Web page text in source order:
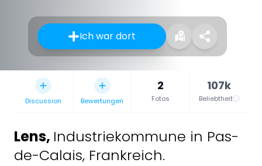
Ich war dort
Discussion Bewertungen
2
Fotos
107k
Beliebtheit
Lens, Industriekommune in Pas-
de-Calais, Frankreich.